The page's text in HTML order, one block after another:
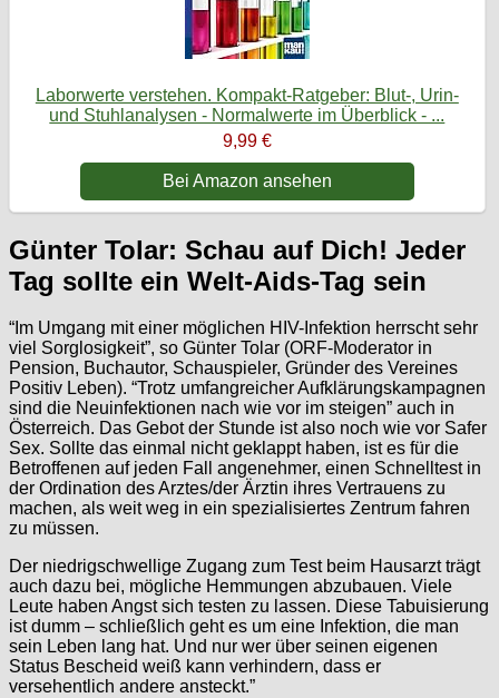
Laborwerte verstehen. Kompakt-Ratgeber: Blut-, Urin-
und Stuhlanalysen - Normalwerte im Überblick - ...
9,99 €
Bei Amazon ansehen
Günter Tolar: Schau auf Dich! Jeder
Tag sollte ein Welt-Aids-Tag sein
“Im Umgang mit einer möglichen HIV-Infektion herrscht sehr
viel Sorglosigkeit”, so Günter Tolar (ORF-Moderator in
Pension, Buchautor, Schauspieler, Gründer des Vereines
Positiv Leben). “Trotz umfangreicher Aufklärungskampagnen
sind die Neuinfektionen nach wie vor im steigen” auch in
Österreich. Das Gebot der Stunde ist also noch wie vor Safer
Sex. Sollte das einmal nicht geklappt haben, ist es für die
Betroffenen auf jeden Fall angenehmer, einen Schnelltest in
der Ordination des Arztes/der Ärztin ihres Vertrauens zu
machen, als weit weg in ein spezialisiertes Zentrum fahren
zu müssen.
Der niedrigschwellige Zugang zum Test beim Hausarzt trägt
auch dazu bei, mögliche Hemmungen abzubauen. Viele
Leute haben Angst sich testen zu lassen. Diese Tabuisierung
ist dumm – schließlich geht es um eine Infektion, die man
sein Leben lang hat. Und nur wer über seinen eigenen
Status Bescheid weiß kann verhindern, dass er
versehentlich andere ansteckt.”